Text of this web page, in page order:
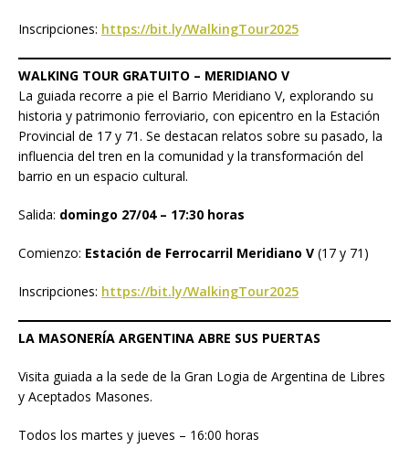
Inscripciones: https://bit.ly/WalkingTour2025
WALKING TOUR GRATUITO – MERIDIANO V
La guiada recorre a pie el Barrio Meridiano V, explorando su
historia y patrimonio ferroviario, con epicentro en la Estación
Provincial de 17 y 71. Se destacan relatos sobre su pasado, la
influencia del tren en la comunidad y la transformación del
barrio en un espacio cultural.
Salida: domingo 27/04 – 17:30 horas
Comienzo: Estación de Ferrocarril Meridiano V (17 y 71)
Inscripciones: https://bit.ly/WalkingTour2025
LA MASONERÍA ARGENTINA ABRE SUS PUERTAS
Visita guiada a la sede de la Gran Logia de Argentina de Libres
y Aceptados Masones.
Todos los martes y jueves – 16:00 horas